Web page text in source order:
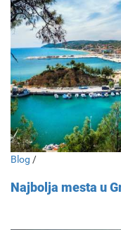
Blog /
Najbolja mesta u